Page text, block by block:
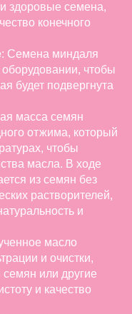
здоровые семена,
конечного
: Семена миндаля
чтобы
будет подвергнута
масса семян
отжима, который
чтобы
масла. В ходе
из семян без
растворителей,
и
масло
и очистки,
или другие
и качество